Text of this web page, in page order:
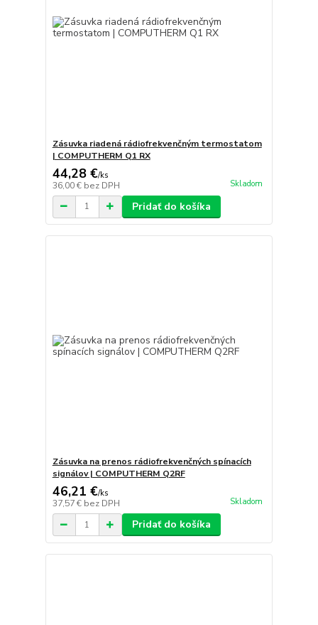
Zásuvka riadená rádiofrekvenčným termostatom
| COMPUTHERM Q1 RX
44,28 €/ks
36,00 € bez DPH Skladom
Pridať do košíka
Zásuvka na prenos rádiofrekvenčných spínacích
signálov | COMPUTHERM Q2RF
46,21 €/ks
37,57 € bez DPH Skladom
Pridať do košíka